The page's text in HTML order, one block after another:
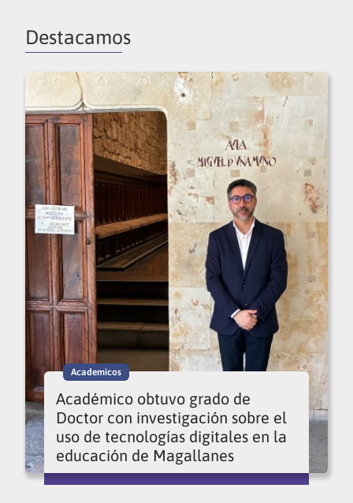
Destacamos
Academicos
Académico obtuvo grado de
Doctor con investigación sobre el
uso de tecnologías digitales en la
educación de Magallanes